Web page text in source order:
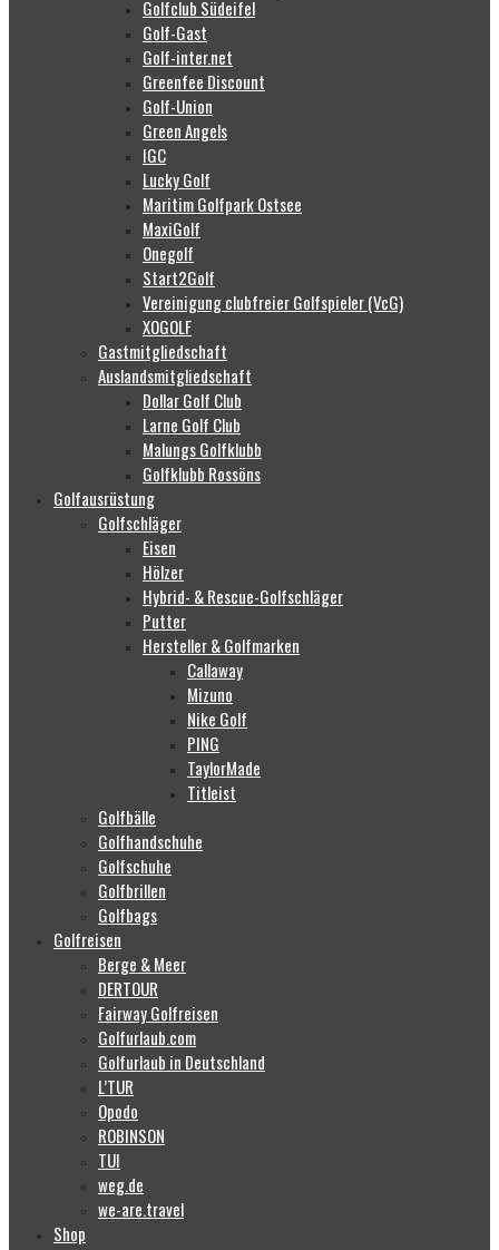
Golfclub Südeifel
Golf-Gast
Golf-inter.net
Greenfee Discount
Golf-Union
Green Angels
IGC
Lucky Golf
Maritim Golfpark Ostsee
MaxiGolf
Onegolf
Start2Golf
Vereinigung clubfreier Golfspieler (VcG)
XOGOLF
Gastmitgliedschaft
Auslandsmitgliedschaft
Dollar Golf Club
Larne Golf Club
Malungs Golfklubb
Golfklubb Rossöns
Golfausrüstung
Golfschläger
Eisen
Hölzer
Hybrid- & Rescue-Golfschläger
Putter
Hersteller & Golfmarken
Callaway
Mizuno
Nike Golf
PING
TaylorMade
Titleist
Golfbälle
Golfhandschuhe
Golfschuhe
Golfbrillen
Golfbags
Golfreisen
Berge & Meer
DERTOUR
Fairway Golfreisen
Golfurlaub.com
Golfurlaub in Deutschland
L’TUR
Opodo
ROBINSON
TUI
weg.de
we-are.travel
Shop